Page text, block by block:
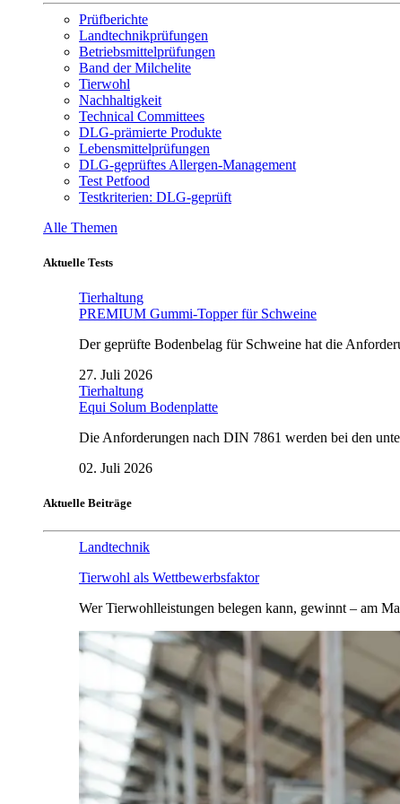
Prüfberichte
Landtechnikprüfungen
Betriebsmittelprüfungen
Band der Milchelite
Tierwohl
Nachhaltigkeit
Technical Committees
DLG-prämierte Produkte
Lebensmittelprüfungen
DLG-geprüftes Allergen-Management
Test Petfood
Testkriterien: DLG-geprüft
Alle Themen
Aktuelle Tests
Tierhaltung
PREMIUM Gummi-Topper für Schweine
Der geprüfte Bodenbelag für Schweine hat die
27. Juli 2026
Tierhaltung
Equi Solum Bodenplatte
Die Anforderungen nach DIN 7861 werden bei den
02. Juli 2026
Aktuelle Beiträge
Landtechnik
Tierwohl als Wettbewerbsfaktor
Wer Tierwohlleistungen belegen kann, gewinnt – am